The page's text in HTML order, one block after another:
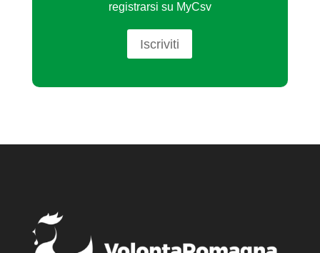
registrarsi su MyCsv
Iscriviti